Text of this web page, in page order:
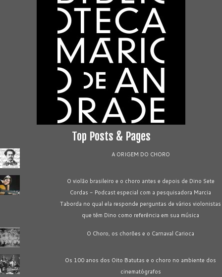
Top Posts & Pages
A ORIGEM DO CHORO
O violão brasileiro e o choro antes e depois de Dino Sete
Cordas - Podcast especial com a pesquisadora Marcia
Taborda no qual ela responde perguntas de vários violonistas
que têm Dino como referência em sua música
O Choro, os chorões e o Carnaval Carioca
Os 100 anos dos Oito Batutas e o choro no ambiente dos
cinematógrafos